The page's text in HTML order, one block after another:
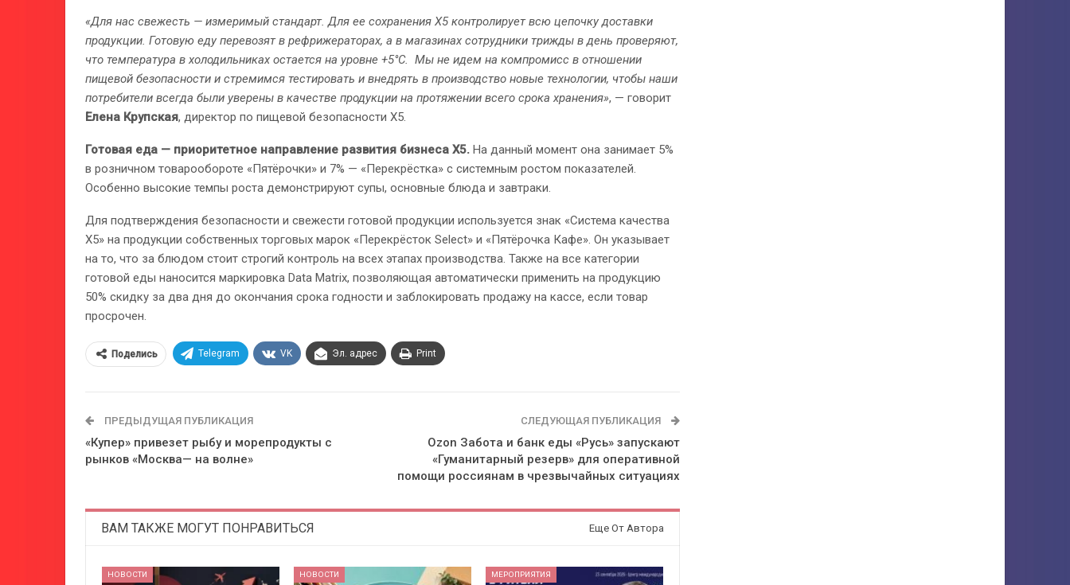
«Для нас свежесть — измеримый стандарт. Для ее сохранения X5 контролирует всю цепочку доставки
продукции. Готовую еду перевозят в рефрижераторах, а в магазинах сотрудники трижды в день проверяют,
что температура в холодильниках остается на уровне +5°С. Мы не идем на компромисс в отношении
пищевой безопасности и стремимся тестировать и внедрять в производство новые технологии, чтобы наши
потребители всегда были уверены в качестве продукции на протяжении всего срока хранения», — говорит
Елена Крупская, директор по пищевой безопасности X5.
Готовая еда — приоритетное направление развития бизнеса X5. На данный момент она занимает 5%
в розничном товарообороте «Пятёрочки» и 7% — «Перекрёстка» с системным ростом показателей.
Особенно высокие темпы роста демонстрируют супы, основные блюда и завтраки.
Для подтверждения безопасности и свежести готовой продукции используется знак «Система качества
X5» на продукции собственных торговых марок «Перекрёсток Select» и «Пятёрочка Кафе». Он указывает
на то, что за блюдом стоит строгий контроль на всех этапах производства. Также на все категории
готовой еды наносится маркировка Data Matrix, позволяющая автоматически применить на продукцию
50% скидку за два дня до окончания срока годности и заблокировать продажу на кассе, если товар
просрочен.
Поделись Telegram VK Эл. адрес Print
ПРЕДЫДУЩАЯ ПУБЛИКАЦИЯ
«Купер» привезет рыбу и морепродукты с
рынков «Москва— на волне»
СЛЕДУЮЩАЯ ПУБЛИКАЦИЯ
Ozon Забота и банк еды «Русь» запускают
«Гуманитарный резерв» для оперативной
помощи россиянам в чрезвычайных ситуациях
ВАМ ТАКЖЕ МОГУТ ПОНРАВИТЬСЯ Еще От Автора
НОВОСТИ НОВОСТИ МЕРОПРИЯТИЯ